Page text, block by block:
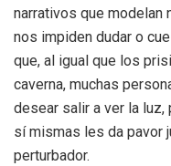
narrativos que modelan
nos impiden dudar o
que, al igual que los
caverna, muchas
desear salir a ver la
sí mismas les da pavor
perturbador.